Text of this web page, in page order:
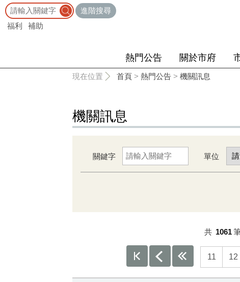
進階搜尋
福利
補助
熱門公告 關於市府
現在位置 首頁 > 熱門公告 > 機關訊息
機關訊息
關鍵字 單位
共 1061
11 12